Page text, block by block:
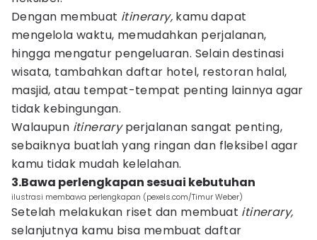
Dengan membuat itinerary, kamu dapat
mengelola waktu, memudahkan perjalanan,
hingga mengatur pengeluaran. Selain destinasi
wisata, tambahkan daftar hotel, restoran halal,
masjid, atau tempat-tempat penting lainnya agar
tidak kebingungan.
Walaupun itineraryperjalanan sangat penting,
sebaiknya buatlah yang ringan dan fleksibel agar
kamu tidak mudah kelelahan.
3.Bawa perlengkapan sesuai kebutuhan
ilustrasi membawa perlengkapan (pexels.com/Timur Weber)
Setelah melakukan riset dan membuat itinerary,
selanjutnya kamu bisa membuat daftar